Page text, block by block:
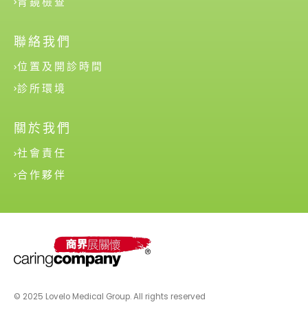
聯絡我們
位置及開診時間
診所環境
關於我們
社會責任
合作夥伴
© 2025 Lovelo Medical Group. All rights reserved